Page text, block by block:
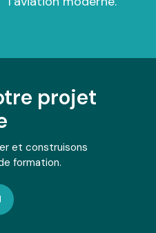
projet
et construisons
formation.